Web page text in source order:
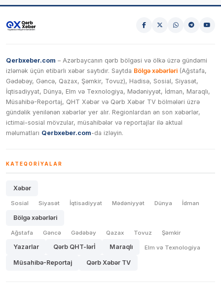
Qerbxeber.com – Azərbaycanın qərb bölgəsi və ölkə üzrə gündəmi
izləmək üçün etibarlı xəbər saytıdır. Saytda Bölgə xəbərləri (Ağstafa,
Gədəbəy, Gəncə, Qazax, Şəmkir, Tovuz), Hadisə, Sosial, Siyasət,
İqtisadiyyat, Dünya, Elm və Texnologiya, Mədəniyyət, İdman, Maraqlı,
Müsahibə-Reportaj, QHT Xəbər və Qərb Xəbər TV bölmələri üzrə
gündəlik yenilənən xəbərlər yer alır. Regionlardan ən son xəbərlər,
ictimai-sosial mövzular, müsahibələr və reportajlar ilə aktual
məlumatları Qerbxeber.com-da izləyin.
KATEQORIYALAR
Xəbər
Sosial Siyasət İqtisadiyyat Mədəniyyət Dünya İdman
Bölgə xəbərləri
Ağstafa Gəncə Gədəbəy Qazax Tovuz Şəmkir
Yazarlar Qərb QHT-lərİ Maraqlı Elm və Texnologiya
Müsahibə-Reportaj Qərb Xəbər TV